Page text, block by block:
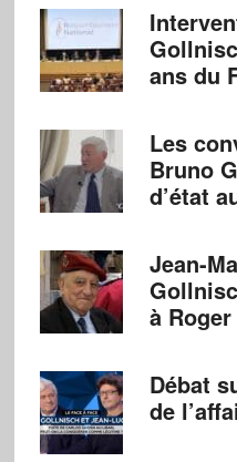
ans du
Les
Bruno
d’état
Jean-
à
Débat
de